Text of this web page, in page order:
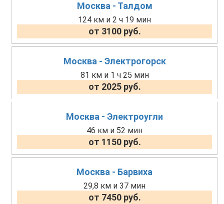
Москва - Талдом
124 км и 2 ч 19 мин
от 3100 руб.
Москва - Электрогорск
81 км и 1 ч 25 мин
от 2025 руб.
Москва - Электроугли
46 км и 52 мин
от 1150 руб.
Москва - Барвиха
29,8 км и 37 мин
от 7450 руб.